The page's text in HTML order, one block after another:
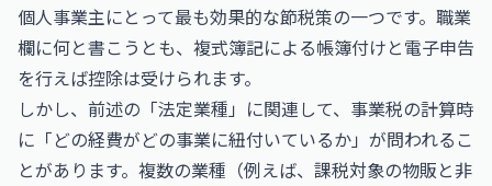
個人事業主にとって最も効果的な節税策の一つです。職業
欄に何と書こうとも、複式簿記による帳簿付けと電子申告
を行えば控除は受けられます。
しかし、前述の「法定業種」に関連して、事業税の計算時
に「どの経費がどの事業に紐付いているか」が問われるこ
とがあります。複数の業種（例えば、課税対象の物販と非